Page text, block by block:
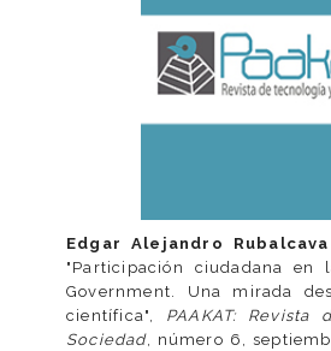
Edgar Alejandro Rubalcava
"Participación ciudadana en
Government. Una mirada
científica", PAAKAT:
Sociedad, número 6,